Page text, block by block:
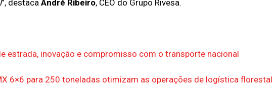
”, destaca André Ribeiro, CEO do Grupo Rivesa.
estrada, inovação e compromisso com o transporte nacional
6×6 para 250 toneladas otimizam as operações de logística florestal